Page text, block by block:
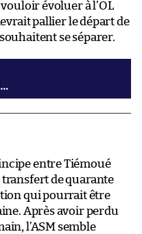
évoluer à l’OL
pallier le départ de
se séparer.
entre Tiémoué
transfert de quarante
qui pourrait être
Après avoir perdu
l’ASM semble